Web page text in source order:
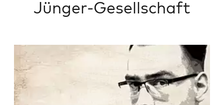
Jünger-Gesellschaft